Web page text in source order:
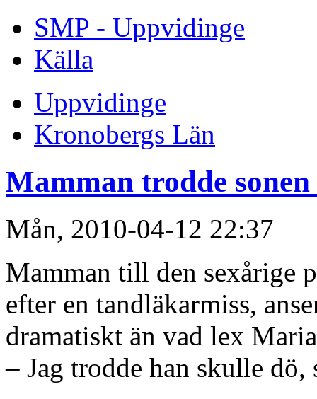
SMP - Uppvidinge
Källa
Uppvidinge
Kronobergs Län
Mamman trodde
Mån, 2010-04-12 22:37
Mamman till den sexårige
efter en tandläkarmiss,
dramatiskt än vad lex
– Jag trodde han skulle dö,